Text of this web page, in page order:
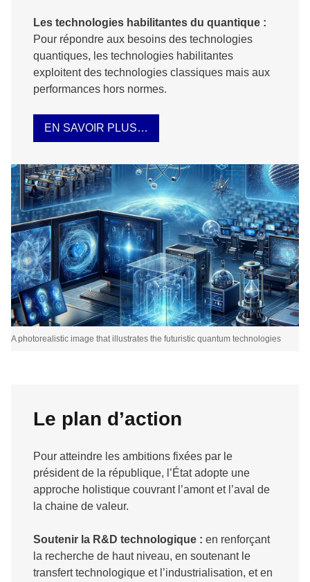
Les technologies habilitantes du quantique :
Pour répondre aux besoins des technologies
quantiques, les technologies habilitantes
exploitent des technologies classiques mais aux
performances hors normes.
EN SAVOIR PLUS…
A photorealistic image that illustrates the futuristic quantum technologies
Le plan d’action
Pour atteindre les ambitions fixées par le
président de la république, l’État adopte une
approche holistique couvrant l’amont et l’aval de
la chaine de valeur.
Soutenir la R&D technologique : en renforçant
la recherche de haut niveau, en soutenant le
transfert technologique et l’industrialisation, et en